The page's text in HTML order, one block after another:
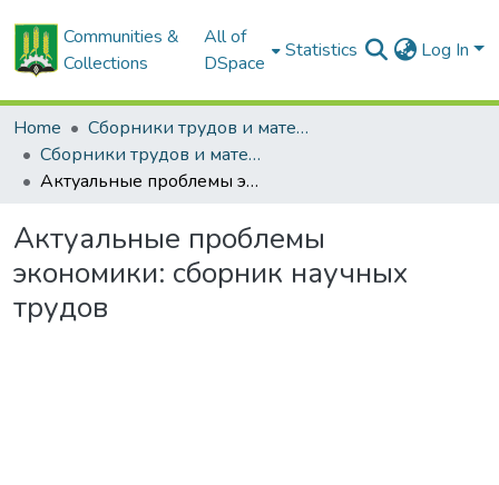
Communities &
Collections
All of
DSpace
Statistics Log In
Home
Сборники трудов и материалов конференций
Сборники трудов и материалы конференций студентов
Актуальные проблемы экономики: сборник научных трудов
Актуальные проблемы
экономики: сборник научных
трудов